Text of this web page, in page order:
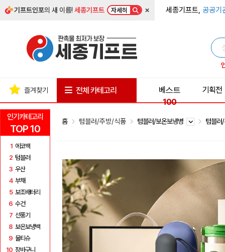
기프트인포의 새 이름!세종기프트 자세히 × 세종기프트, 공공기
인기카테고리
TOP 10
1 에코백
2 텀블러
3 우산
4 부채
5 보조배터리
6 수건
7 선풍기
8 보온보냉백
9 물티슈
10 장바구니
즐겨찾기 전체 카테고리
베스트
100
기획전
홈 텀블러/주방/식품 텀블러/보온보냉병 텀블러